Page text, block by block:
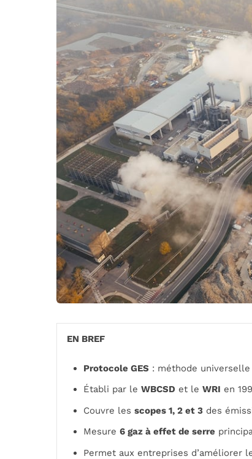
EN BREF
Protocole GES : méthode
Établi par le WBCSD et le WRI en
Couvre les scopes 1, 2 et 3 des
Mesure 6 gaz à effet de serre
Permet aux entreprises d’améliorer